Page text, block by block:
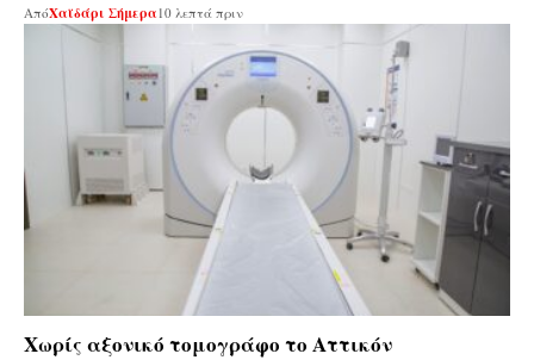
ΑπόΧαϊδάρι Σήμερα 10 λεπτά πριν
Χωρίς αξονικό τομογράφο το Αττικόν